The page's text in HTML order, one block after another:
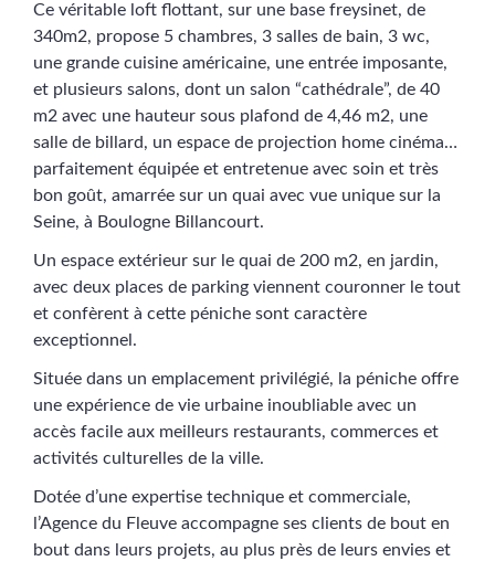
Ce véritable loft flottant, sur une base freysinet, de
340m2, propose 5 chambres, 3 salles de bain, 3 wc,
une grande cuisine américaine, une entrée imposante,
et plusieurs salons, dont un salon “cathédrale”, de 40
m2 avec une hauteur sous plafond de 4,46 m2, une
salle de billard, un espace de projection home cinéma…
parfaitement équipée et entretenue avec soin et très
bon goût, amarrée sur un quai avec vue unique sur la
Seine, à Boulogne Billancourt.
Un espace extérieur sur le quai de 200 m2, en jardin,
avec deux places de parking viennent couronner le tout
et confèrent à cette péniche sont caractère
exceptionnel.
Située dans un emplacement privilégié, la péniche offre
une expérience de vie urbaine inoubliable avec un
accès facile aux meilleurs restaurants, commerces et
activités culturelles de la ville.
Dotée d’une expertise technique et commerciale,
l’Agence du Fleuve accompagne ses clients de bout en
bout dans leurs projets, au plus près de leurs envies et